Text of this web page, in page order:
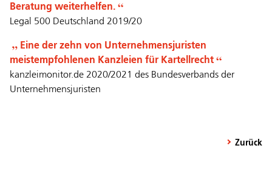
Beratung weiterhelfen.
Legal 500 Deutschland 2019/20
Eine der zehn von Unternehmensjuristen
meistempfohlenen Kanzleien für Kartellrecht
kanzleimonitor.de 2020/2021 des Bundesverbands der
Unternehmensjuristen
Zurück